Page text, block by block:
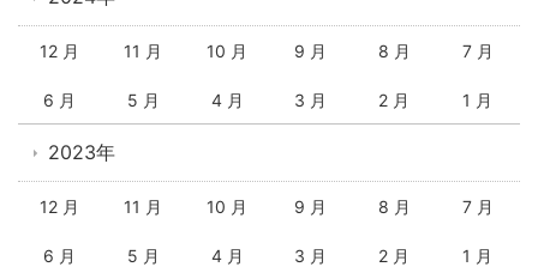
12 月 11 月 10 月 9 月 8 月 7 月
6 月 5 月 4 月 3 月 2 月 1 月
2023年
12 月 11 月 10 月 9 月 8 月 7 月
6 月 5 月 4 月 3 月 2 月 1 月